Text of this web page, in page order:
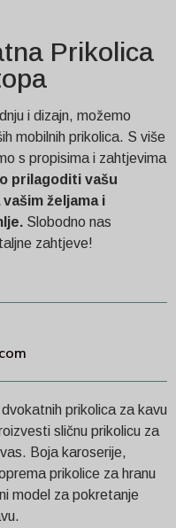
Prikolica
i dizajn, možemo
mobilnih prikolica. S više
s propisima i zahtjevima
prilagoditi vašu
željama i
Slobodno nas
zahtjeve!
prikolica za kavu
sličnu prikolicu za
Boja karoserije,
prikolice za hranu
model za pokretanje